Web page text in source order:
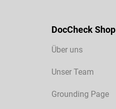
DocCheck Shop
Über uns
Unser Team
Grounding Page